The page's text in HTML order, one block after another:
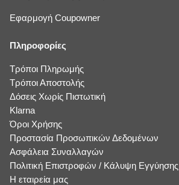
Εφαρμογή Coupowner
Πληροφορίες
Τρόποι Πληρωμής
Τρόποι Αποστολής
Δόσεις Χωρίς Πιστωτική
Klarna
Όροι Χρήσης
Προστασία Προσωπικών Δεδομένων
Ασφάλεια Συναλλαγών
Πολιτική Επιστροφών / Κάλυψη Εγγύησης
Η εταιρεία μας